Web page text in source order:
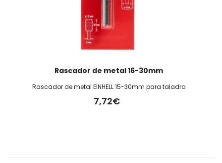
Rascador de metal 16-30mm
Rascador de metal EINHELL 15-30mm para taladro
7,72€